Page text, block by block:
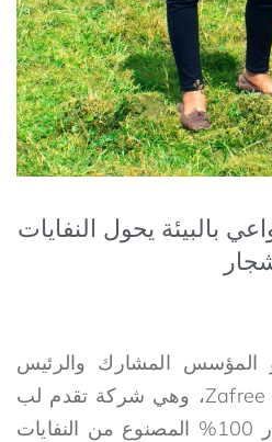
بالبيئة يحول النفايات
المؤسس المشارك والرئيس
التنفيذي لشركة Zafree Papers، وهي شركة تقدم لب
الورق الخالي من الأشجار 100% المصنوع من النفايات